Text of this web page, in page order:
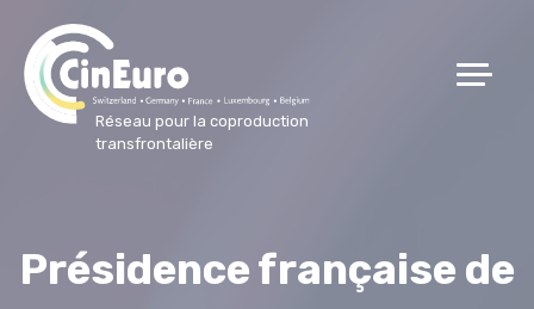
Réseau pour la coproduction
transfrontalière
Présidence française de